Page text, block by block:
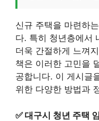
신규 주택을 마련하
다. 특히 청년층에서
더욱 간절하게 느껴
책은 이러한 고민을
공합니다. 이 게시글
위한 다양한 방법과
✅대구시 청년 주택